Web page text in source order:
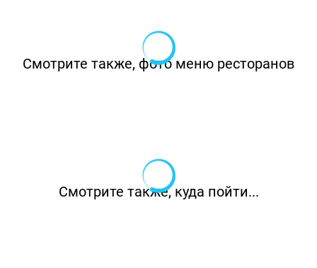
Смотрите также, фото меню ресторанов
Смотрите также, куда пойти...